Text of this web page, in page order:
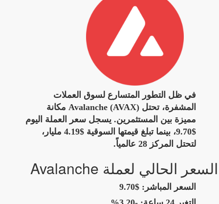
في ظل التطور المتسارع لسوق العملات
المشفرة، تحتل Avalanche (AVAX) مكانة
مميزة بين المستثمرين. يسجل سعر العملة اليوم
$9.70، بينما تبلغ قيمتها السوقية $4.19 مليار،
لتحتل المركز 28 عالمياً.
السعر الحالي لعملة Avalanche
السعر المباشر: $9.70